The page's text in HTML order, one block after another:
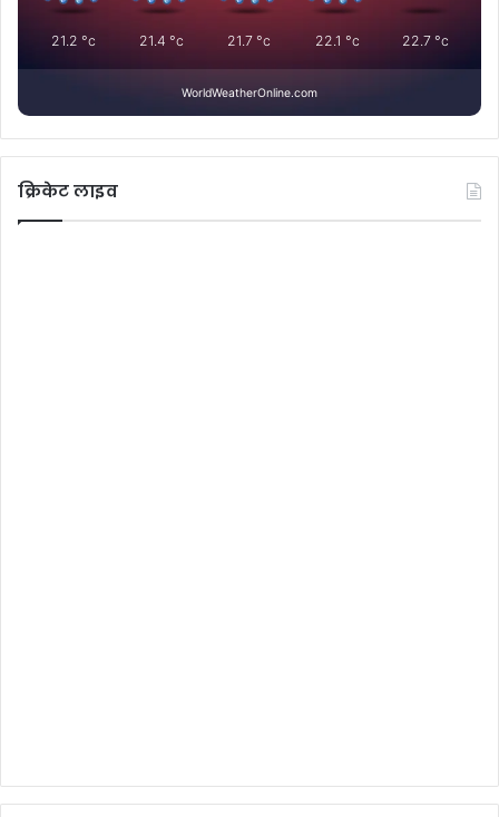
21.2 °c 21.4 °c 21.7 °c 22.1 °c 22.7 °c
WorldWeatherOnline.com
क्रिकेट लाइव